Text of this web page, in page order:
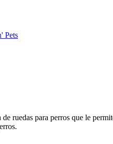
Pets
ruedas para perros que le